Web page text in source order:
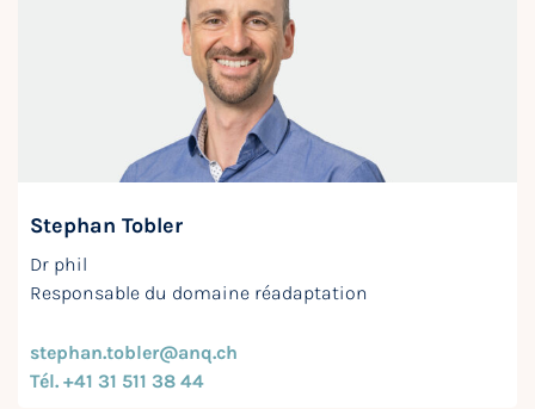
Stephan Tobler
Dr phil
Responsable du domaine réadaptation
stephan.tobler@anq.ch
Tél. +41 31 511 38 44